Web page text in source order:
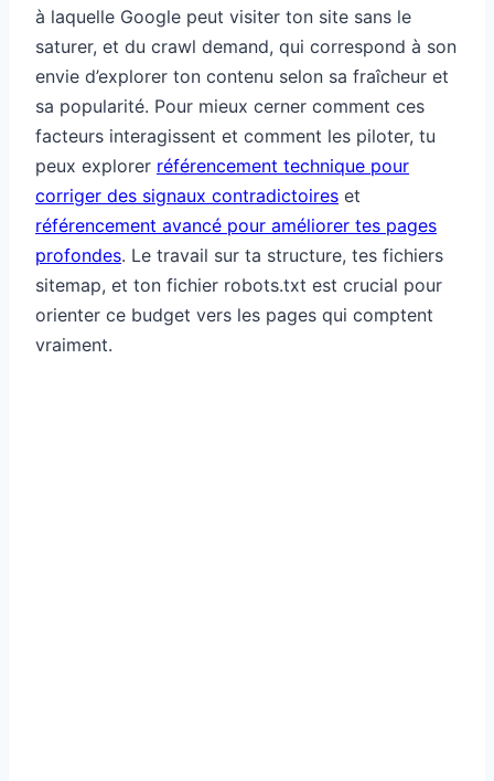
à laquelle Google peut visiter ton site sans le
saturer, et du crawl demand, qui correspond à son
envie d’explorer ton contenu selon sa fraîcheur et
sa popularité. Pour mieux cerner comment ces
facteurs interagissent et comment les piloter, tu
peux explorer référencement technique pour
corriger des signaux contradictoires et
référencement avancé pour améliorer tes pages
profondes. Le travail sur ta structure, tes fichiers
sitemap, et ton fichier robots.txt est crucial pour
orienter ce budget vers les pages qui comptent
vraiment.